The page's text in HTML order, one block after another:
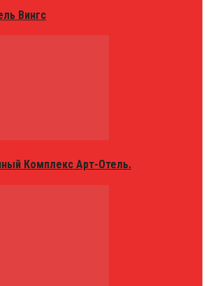
Вингс
Комплекс Арт-Отель.